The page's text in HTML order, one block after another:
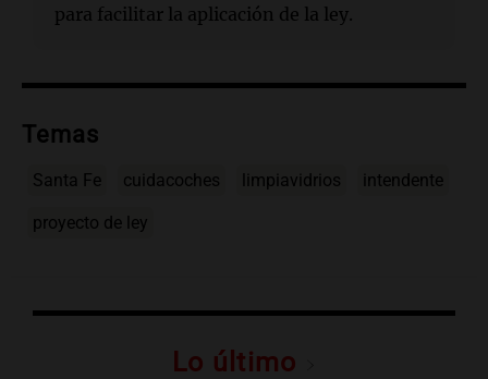
para facilitar la aplicación de la ley.
Temas
Santa Fe cuidacoches limpiavidrios intendente
proyecto de ley
Lo último